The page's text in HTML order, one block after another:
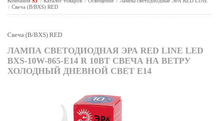
/ / /
/ Свеча (B/BXS) RED
Свеча (B/BXS) RED
ЛАМПА СВЕТОДИОДНАЯ ЭРА RED LINE LED
BXS-10W-865-E14 R 10ВТ СВЕЧА НА ВЕТРУ
ХОЛОДНЫЙ ДНЕВНОЙ СВЕТ Е14